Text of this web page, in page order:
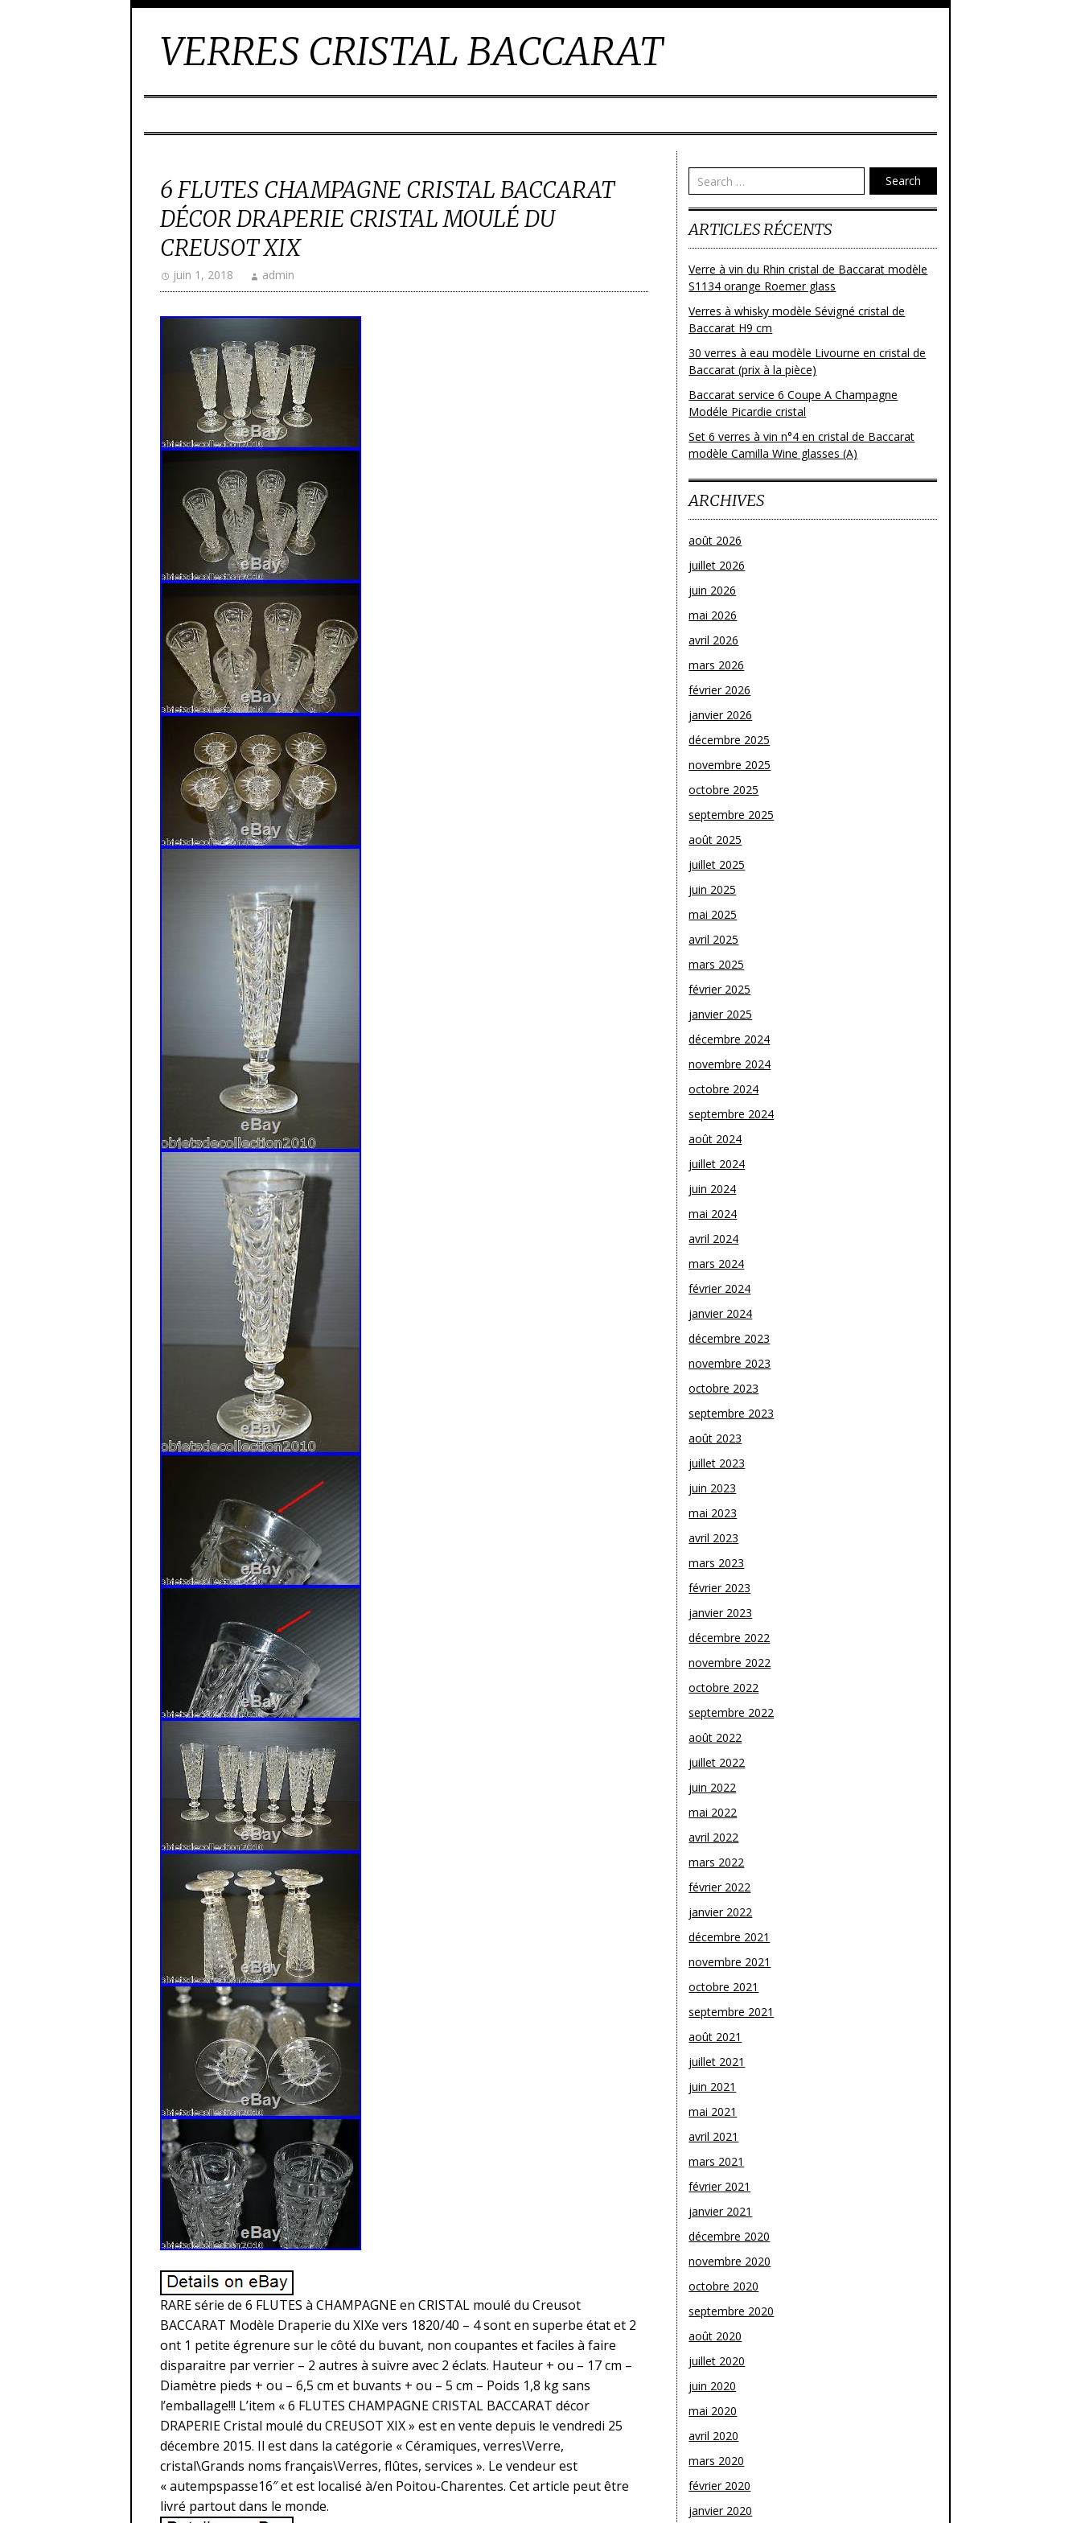
VERRES CRISTAL BACCARAT
6 FLUTES CHAMPAGNE CRISTAL BACCARAT
DÉCOR DRAPERIE CRISTAL MOULÉ DU
CREUSOT XIX
juin 1, 2018 admin
RARE série de 6 FLUTES à CHAMPAGNE en CRISTAL moulé du Creusot
BACCARAT Modèle Draperie du XIXe vers 1820/40 – 4 sont en superbe état et 2
ont 1 petite égrenure sur le côté du buvant, non coupantes et faciles à faire
disparaitre par verrier – 2 autres à suivre avec 2 éclats. Hauteur + ou – 17 cm –
Diamètre pieds + ou – 6,5 cm et buvants + ou – 5 cm – Poids 1,8 kg sans
l’emballage!!! L’item « 6 FLUTES CHAMPAGNE CRISTAL BACCARAT décor
DRAPERIE Cristal moulé du CREUSOT XIX » est en vente depuis le vendredi 25
décembre 2015. Il est dans la catégorie « Céramiques, verres\Verre,
cristal\Grands noms français\Verres, flûtes, services ». Le vendeur est
« autempspasse16″ et est localisé à/en Poitou-Charentes. Cet article peut être
livré partout dans le monde.
Search
ARTICLES RÉCENTS
Verre à vin du Rhin cristal de Baccarat modèle
S1134 orange Roemer glass
Verres à whisky modèle Sévigné cristal de
Baccarat H9 cm
30 verres à eau modèle Livourne en cristal de
Baccarat (prix à la pièce)
Baccarat service 6 Coupe A Champagne
Modéle Picardie cristal
Set 6 verres à vin n°4 en cristal de Baccarat
modèle Camilla Wine glasses (A)
ARCHIVES
août 2026
juillet 2026
juin 2026
mai 2026
avril 2026
mars 2026
février 2026
janvier 2026
décembre 2025
novembre 2025
octobre 2025
septembre 2025
août 2025
juillet 2025
juin 2025
mai 2025
avril 2025
mars 2025
février 2025
janvier 2025
décembre 2024
novembre 2024
octobre 2024
septembre 2024
août 2024
juillet 2024
juin 2024
mai 2024
avril 2024
mars 2024
février 2024
janvier 2024
décembre 2023
novembre 2023
octobre 2023
septembre 2023
août 2023
juillet 2023
juin 2023
mai 2023
avril 2023
mars 2023
février 2023
janvier 2023
décembre 2022
novembre 2022
octobre 2022
septembre 2022
août 2022
juillet 2022
juin 2022
mai 2022
avril 2022
mars 2022
février 2022
janvier 2022
décembre 2021
novembre 2021
octobre 2021
septembre 2021
août 2021
juillet 2021
juin 2021
mai 2021
avril 2021
mars 2021
février 2021
janvier 2021
décembre 2020
novembre 2020
octobre 2020
septembre 2020
août 2020
juillet 2020
juin 2020
mai 2020
avril 2020
mars 2020
février 2020
janvier 2020